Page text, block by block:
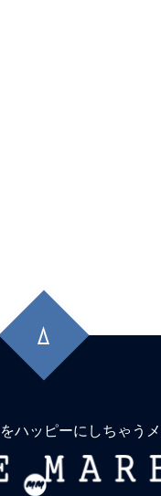
頭
に
ハッピーにしちゃう